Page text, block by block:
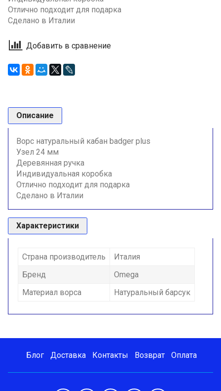
Отлично подходит для подарка
Сделано в Италии
Добавить в сравнение
Описание
Ворс натуральный кабан badger plus
Узел 24 мм
Деревянная ручка
Индивидуальная коробка
Отлично подходит для подарка
Сделано в Италии
Характеристики
Страна производитель
Италия
Бренд
Omega
Материал ворса
Натуральный барсук
Блог Доставка Контакты Возврат Оплата